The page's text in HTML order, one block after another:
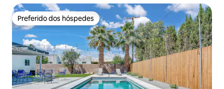
Preferido dos hóspedes
Preferido dos hóspedes